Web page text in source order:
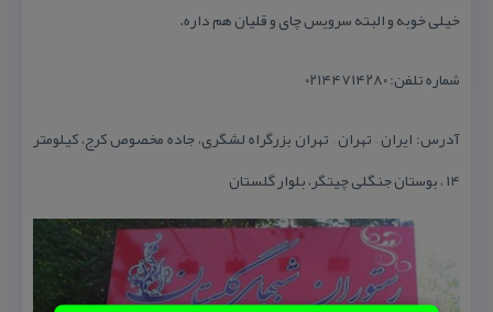
خیلی خوبه و البته سرویس چای و قلیان هم داره.
شماره تلفن: ۰۲۱۴۴۷۱۴۲۸۰
آدرس: ایران – تهران – تهران بزرگراه لشگری، جاده مخصوص كرج، كیلومتر
۱۴ ، بوستان جنگلی چیتگر، بلوار گلستان